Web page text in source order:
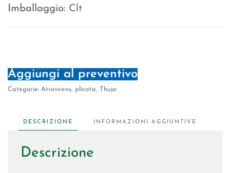
Imballaggio: Clt
Aggiungi al preventivo
Categorie: Atrovirens, plicata, Thuja
DESCRIZIONE INFORMAZIONI AGGIUNTIVE
Descrizione